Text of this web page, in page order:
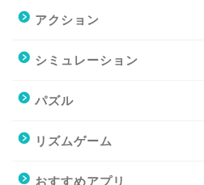
アクション
シミュレーション
パズル
リズムゲーム
おすすめアプリ